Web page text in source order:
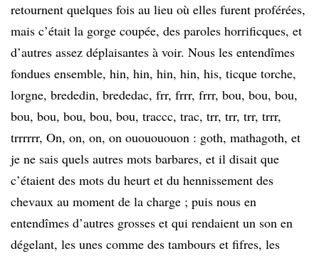
retournent quelques fois au lieu où elles furent proférées,
mais c’était la gorge coupée, des paroles horrificques, et
d’autres assez déplaisantes à voir. Nous les entendîmes
fondues ensemble, hin, hin, hin, hin, his, ticque torche,
lorgne, brededin, brededac, frr, frrr, frrr, bou, bou, bou,
bou, bou, bou, bou, bou, traccc, trac, trr, trr, trr, trrr,
trrrrrr, On, on, on, on ououououon : goth, mathagoth, et
je ne sais quels autres mots barbares, et il disait que
c’étaient des mots du heurt et du hennissement des
chevaux au moment de la charge ; puis nous en
entendîmes d’autres grosses et qui rendaient un son en
dégelant, les unes comme des tambours et fifres, les